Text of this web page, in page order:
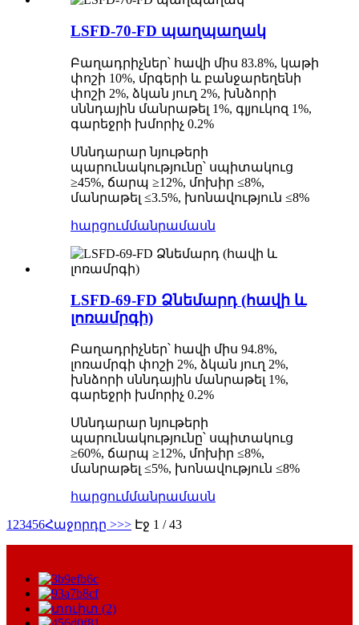
LSFD-70-FD պաղպաղակ
Բաղադրիչներ՝ հավի միս 83.8%, կաթի
փոշի 10%, մրգերի և բանջարեղենի
փոշի 2%, ձկան յուղ 2%, խնձորի
սննդային մանրաթել 1%, գլյուկոզ 1%,
գարեջրի խմորիչ 0.2%
Սննդարար նյութերի
պարունակությունը՝ սպիտակուց
≥45%, ճարպ ≥12%, մոխիր ≤8%,
մանրաթել ≤3.5%, խոնավություն ≤8%
հարցումմանրամասն
LSFD-69-FD Ձնեմարդ (հավի և
լոռամրգի)
Բաղադրիչներ՝ հավի միս 94.8%,
լոռամրգի փոշի 2%, ձկան յուղ 2%,
խնձորի սննդային մանրաթել 1%,
գարեջրի խմորիչ 0.2%
Սննդարար նյութերի
պարունակությունը՝ սպիտակուց
≥60%, ճարպ ≥12%, մոխիր ≤8%,
մանրաթել ≤5%, խոնավություն ≤8%
հարցումմանրամասն
1 23456Հաջորդը >>> Էջ 1 / 43